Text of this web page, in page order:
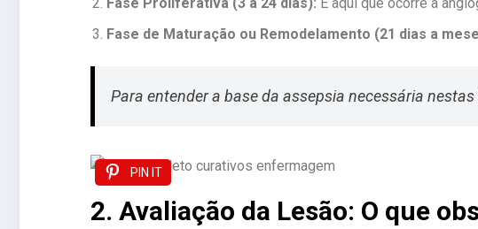
Fase de Maturação ou Remodelamento (21 dias a
Para entender a base da assepsia necessária nestas
PIN IT
2. Avaliação da Lesão: O que